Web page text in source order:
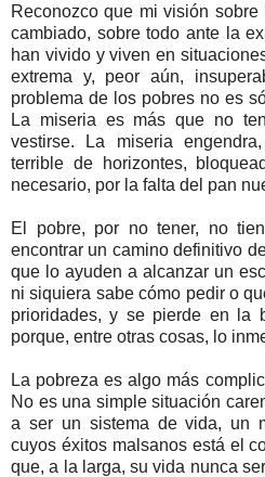
Reconozco que mi visión
cambiado, sobre todo ante la
han vivido y viven en
extrema y, peor aún,
problema de los pobres no es
La miseria es más que no
vestirse. La miseria
terrible de horizontes,
necesario, por la falta del pan
El pobre, por no tener, no
encontrar un camino definitivo
que lo ayuden a alcanzar un
ni siquiera sabe cómo pedir o
prioridades, y se pierde en la
porque, entre otras cosas, lo
La pobreza es algo más
No es una simple situación
a ser un sistema de vida, un
cuyos éxitos malsanos está el
que, a la larga, su vida nunca